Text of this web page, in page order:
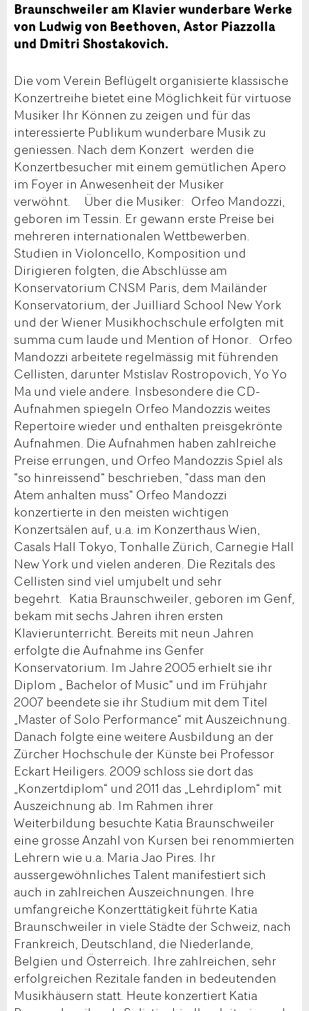
Braunschweiler am Klavier wunderbare Werke
von Ludwig von Beethoven, Astor Piazzolla
und Dmitri Shostakovich.
Die vom Verein Beflügelt organisierte klassische
Konzertreihe bietet eine Möglichkeit für virtuose
Musiker Ihr Können zu zeigen und für das
interessierte Publikum wunderbare Musik zu
geniessen. Nach dem Konzert werden die
Konzertbesucher mit einem gemütlichen Apero
im Foyer in Anwesenheit der Musiker
verwöhnt. Über die Musiker: Orfeo Mandozzi,
geboren im Tessin. Er gewann erste Preise bei
mehreren internationalen Wettbewerben.
Studien in Violoncello, Komposition und
Dirigieren folgten, die Abschlüsse am
Konservatorium CNSM Paris, dem Mailänder
Konservatorium, der Juilliard School New York
und der Wiener Musikhochschule erfolgten mit
summa cum laude und Mention of Honor. Orfeo
Mandozzi arbeitete regelmässig mit führenden
Cellisten, darunter Mstislav Rostropovich, Yo Yo
Ma und viele andere. Insbesondere die CD-
Aufnahmen spiegeln Orfeo Mandozzis weites
Repertoire wieder und enthalten preisgekrönte
Aufnahmen. Die Aufnahmen haben zahlreiche
Preise errungen, und Orfeo Mandozzis Spiel als
“so hinreissend“ beschrieben, “dass man den
Atem anhalten muss“ Orfeo Mandozzi
konzertierte in den meisten wichtigen
Konzertsälen auf, u.a. im Konzerthaus Wien,
Casals Hall Tokyo, Tonhalle Zürich, Carnegie Hall
New York und vielen anderen. Die Rezitals des
Cellisten sind viel umjubelt und sehr
begehrt. Katia Braunschweiler, geboren im Genf,
bekam mit sechs Jahren ihren ersten
Klavierunterricht. Bereits mit neun Jahren
erfolgte die Aufnahme ins Genfer
Konservatorium. Im Jahre 2005 erhielt sie ihr
Diplom „ Bachelor of Music“ und im Frühjahr
2007 beendete sie ihr Studium mit dem Titel
„Master of Solo Performance“ mit Auszeichnung.
Danach folgte eine weitere Ausbildung an der
Zürcher Hochschule der Künste bei Professor
Eckart Heiligers. 2009 schloss sie dort das
„Konzertdiplom“ und 2011 das „Lehrdiplom“ mit
Auszeichnung ab. Im Rahmen ihrer
Weiterbildung besuchte Katia Braunschweiler
eine grosse Anzahl von Kursen bei renommierten
Lehrern wie u.a. Maria Jao Pires. Ihr
aussergewöhnliches Talent manifestiert sich
auch in zahlreichen Auszeichnungen. Ihre
umfangreiche Konzerttätigkeit führte Katia
Braunschweiler in viele Städte der Schweiz, nach
Frankreich, Deutschland, die Niederlande,
Belgien und Österreich. Ihre zahlreichen, sehr
erfolgreichen Rezitale fanden in bedeutenden
Musikhäusern statt. Heute konzertiert Katia